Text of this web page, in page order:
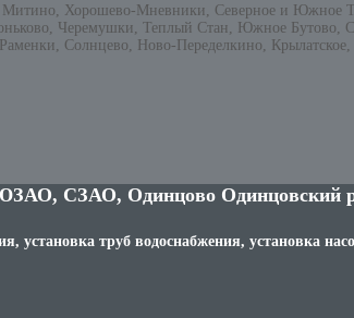
Митино, Хорошево-Мневники, Северное и Южное
Черемушки, Теплый Стан, Южное Бутово,
Солнцево, Ново-Переделкино,
СЗАО, Одинцово Одинцовский
установка труб водоснабжения, установка